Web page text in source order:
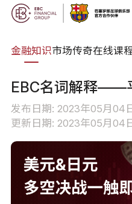
金融知识市场传奇在线课
EBC名词解释——
发布日期: 2023年05月04
更新日期: 2023年05月04